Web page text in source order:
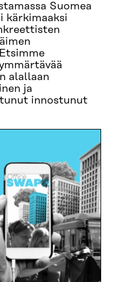
Suomea
kärkimaaksi
alallaan
ja
innostunut